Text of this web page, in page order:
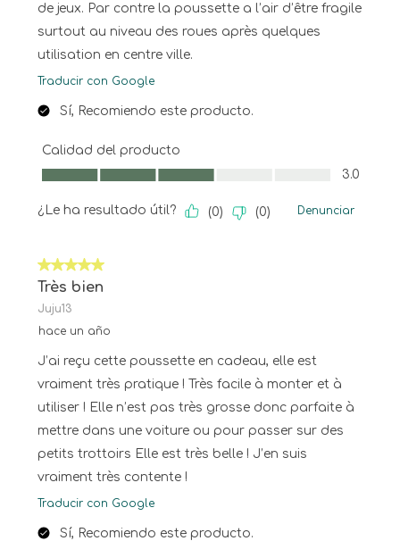
de jeux. Par contre la poussette a l’air d’être fragile
surtout au niveau des roues après quelques
utilisation en centre ville.
Traducir con Google
Sí, Recomiendo este producto.
Calidad del producto
Calidad del producto, 3.0 de 5
3.0
¿Le ha resultado útil? (0) (0) Denunciar
5 de 5 estrellas.
Très bien
Juju13
hace un año
J’ai reçu cette poussette en cadeau, elle est
vraiment très pratique ! Très facile à monter et à
utiliser ! Elle n’est pas très grosse donc parfaite à
mettre dans une voiture ou pour passer sur des
petits trottoirs Elle est très belle ! J’en suis
vraiment très contente !
Traducir con Google
Sí, Recomiendo este producto.